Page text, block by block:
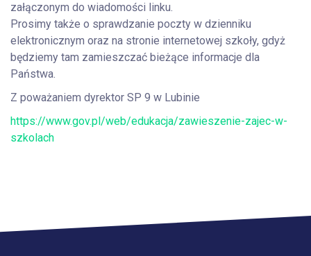
załączonym do wiadomości linku.
Prosimy także o sprawdzanie poczty w dzienniku
elektronicznym oraz na stronie internetowej szkoły, gdyż
będziemy tam zamieszczać bieżące informacje dla
Państwa.
Z poważaniem dyrektor SP 9 w Lubinie
https://www.gov.pl/web/edukacja/zawieszenie-zajec-w-
szkolach